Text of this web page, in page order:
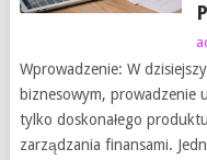
Wprowadzenie: W
biznesowym, prowadzenie
tylko doskonałego
zarządzania finansami.